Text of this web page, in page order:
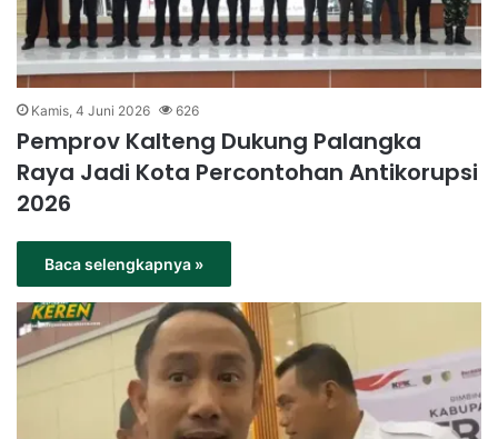
Kamis, 4 Juni 2026 626
Pemprov Kalteng Dukung Palangka
Raya Jadi Kota Percontohan Antikorupsi
2026
Baca selengkapnya »